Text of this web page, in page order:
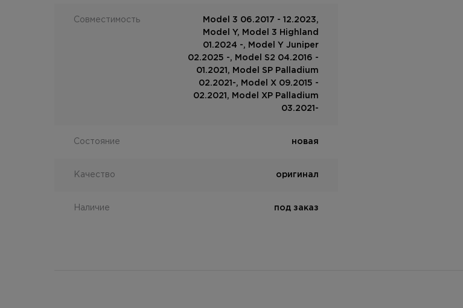
Совместимость
Model 3 06.2017 - 12.2023,
Model Y, Model 3 Highland
01.2024 -, Model Y Juniper
02.2025 -, Model S2 04.2016 -
01.2021, Model SP Palladium
02.2021-, Model X 09.2015 -
02.2021, Model XP Palladium
03.2021-
Состояние новая
Качество оригинал
Наличие под заказ